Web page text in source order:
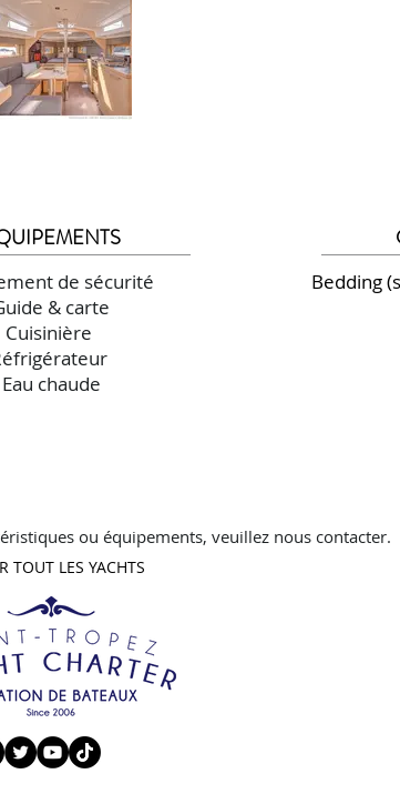
de sécurité
& carte
Cuisinière
Eau chaude
Bedding
ou équipements, veuillez nous contacter.
TOUT LES YACHTS